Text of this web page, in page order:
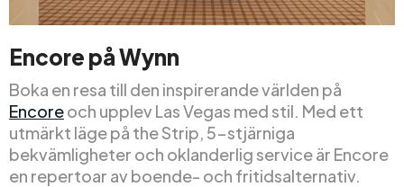
Encore på Wynn
Boka en resa till den inspirerande världen på
Encoreoch upplev Las Vegas med stil. Med ett
utmärkt läge på the Strip, 5-stjärniga
bekvämligheter och oklanderlig service är Encore
en repertoar av boende- och fritidsalternativ.